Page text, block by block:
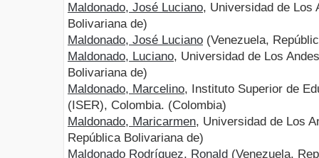
Maldonado, José Luciano, Universidad de Los
Bolivariana de)
Maldonado, José Luciano (Venezuela,
Maldonado, Luciano, Universidad de Los
Bolivariana de)
Maldonado, Marcelino, Instituto Superior de
(ISER), Colombia. (Colombia)
Maldonado, Maricarmen, Universidad de Los
República Bolivariana de)
Maldonado Rodríguez, Ronald (Venezuela,